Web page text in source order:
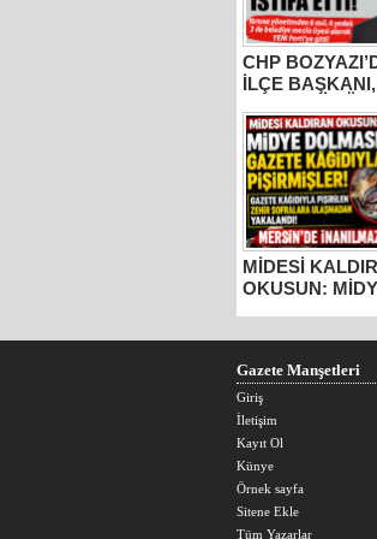
CHP
İLÇE
VE MECLİS
PARTİDEN
PARTİ’YE
MİDESİ
OKUSUN:
KÂĞIDIYLA
MERSİN’DE
Gazete Manşetleri
Giriş
İletişim
Kayıt Ol
Künye
Örnek sayfa
Sitene Ekle
Tüm Yazarlar